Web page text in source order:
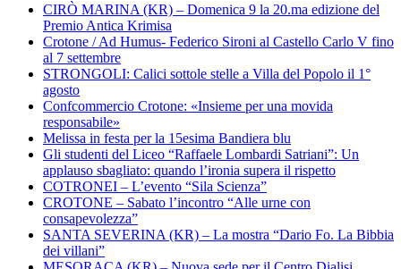
CIRÒ MARINA (KR) – Domenica 9 la 20.ma edizione del
Premio Antica Krimisa
Crotone / Ad Humus- Federico Sironi al Castello Carlo V fino
al 7 settembre
STRONGOLI: Calici sottole stelle a Villa del Popolo il 1°
agosto
Confcommercio Crotone: «Insieme per una movida
responsabile»
Melissa in festa per la 15esima Bandiera blu
Gli studenti del Liceo “Raffaele Lombardi Satriani”: Un
applauso sbagliato: quando l’ironia supera il rispetto
COTRONEI – L’evento “Sila Scienza”
CROTONE – Sabato l’incontro “Alle urne con
consapevolezza”
SANTA SEVERINA (KR) – La mostra “Dario Fo. La Bibbia
dei villani”